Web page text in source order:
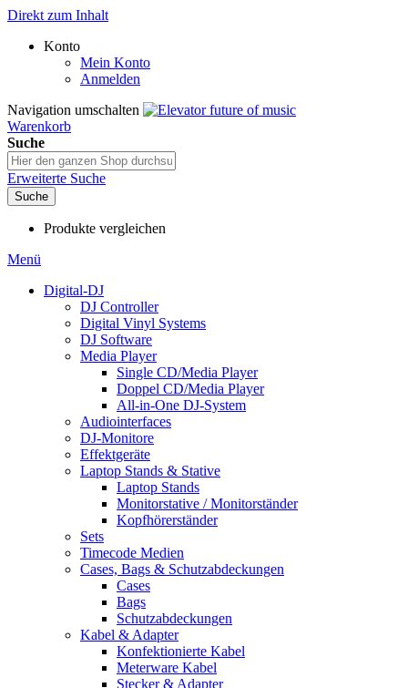
Direkt zum Inhalt
Konto
Mein Konto
Anmelden
Navigation umschalten
Warenkorb
Suche
Erweiterte Suche
Suche
Produkte vergleichen
Menü
Digital-DJ
DJ Controller
Digital Vinyl Systems
DJ Software
Media Player
Single CD/Media Player
Doppel CD/Media Player
All-in-One DJ-System
Audiointerfaces
DJ-Monitore
Effektgeräte
Laptop Stands & Stative
Laptop Stands
Monitorstative / Monitorständer
Kopfhörerständer
Sets
Timecode Medien
Cases, Bags & Schutzabdeckungen
Cases
Bags
Schutzabdeckungen
Kabel & Adapter
Konfektionierte Kabel
Meterware Kabel
Stecker & Adapter